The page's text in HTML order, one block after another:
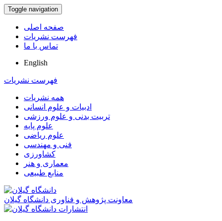
Toggle navigation
صفحه اصلی
فهرست نشریات
تماس با ما
English
فهرست نشریات
همه نشریات
ادبیات و علوم انسانی
تربیت بدنی و علوم ورزشی
علوم پایه
علوم ریاضی
فنی و مهندسی
کشاورزی
معماری و هنر
منابع طبیعی
معاونت پژوهش و فناوری دانشگاه گیلان